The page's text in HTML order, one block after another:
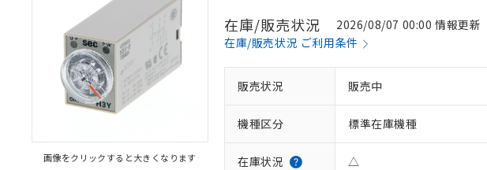
画像をクリックすると大きくなります
在庫/販売状況
2026/08/07 00:00 情報更新
在庫/販売状況 ご利用条件
販売状況 販売中
機種区分 標準在庫機種
在庫状況 △